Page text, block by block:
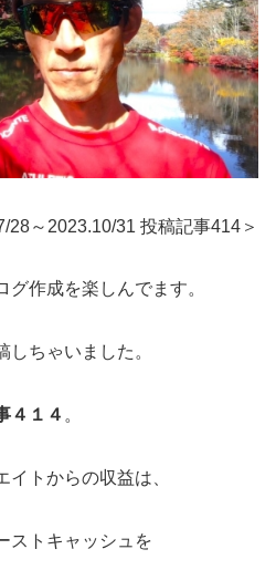
28～2023.10/31 投稿記事414＞
グ作成を楽しんでます。
ちゃいました。
４１４ 。
トからの収益は、
ストキャッシュを